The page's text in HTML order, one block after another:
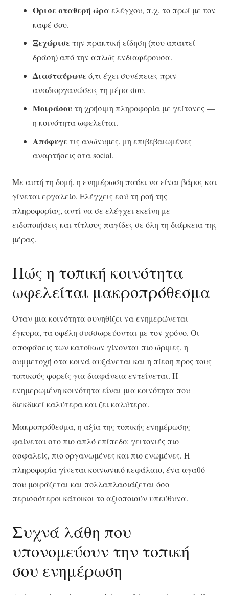
Όρισε σταθερή ώραελέγχου, π.χ. το πρωί με τον
καφέ σου.
Ξεχώρισετην πρακτική είδηση (που απαιτεί
δράση) από την απλώς ενδιαφέρουσα.
Διασταύρωνεό,τι έχει συνέπειες πριν
αναδιοργανώσεις τη μέρα σου.
Μοιράσουτη χρήσιμη πληροφορία με γείτονες —
η κοινότητα ωφελείται.
Απόφυγετις ανώνυμες, μη επιβεβαιωμένες
αναρτήσεις στα social.
Με αυτή τη δομή, η ενημέρωση παύει να είναι βάρος και
γίνεται εργαλείο. Ελέγχεις εσύ τη ροή της
πληροφορίας, αντί να σε ελέγχει εκείνη με
ειδοποιήσεις και τίτλους-παγίδες σε όλη τη διάρκεια της
μέρας.
Πώς η τοπική κοινότητα
ωφελείται μακροπρόθεσμα
Όταν μια κοινότητα συνηθίζει να ενημερώνεται
έγκυρα, τα οφέλη συσσωρεύονται με τον χρόνο. Οι
αποφάσεις των κατοίκων γίνονται πιο ώριμες, η
συμμετοχή στα κοινά αυξάνεται και η πίεση προς τους
τοπικούς φορείς για διαφάνεια εντείνεται. Η
ενημερωμένη κοινότητα είναι μια κοινότητα που
διεκδικεί καλύτερα και ζει καλύτερα.
Μακροπρόθεσμα, η αξία της τοπικής ενημέρωσης
φαίνεται στο πιο απλό επίπεδο: γειτονιές πιο
ασφαλείς, πιο οργανωμένες και πιο ενωμένες. Η
πληροφορία γίνεται κοινωνικό κεφάλαιο, ένα αγαθό
που μοιράζεται και πολλαπλασιάζεται όσο
περισσότεροι κάτοικοι το αξιοποιούν υπεύθυνα.
Συχνά λάθη που
υπονομεύουν την τοπική
σου ενημέρωση